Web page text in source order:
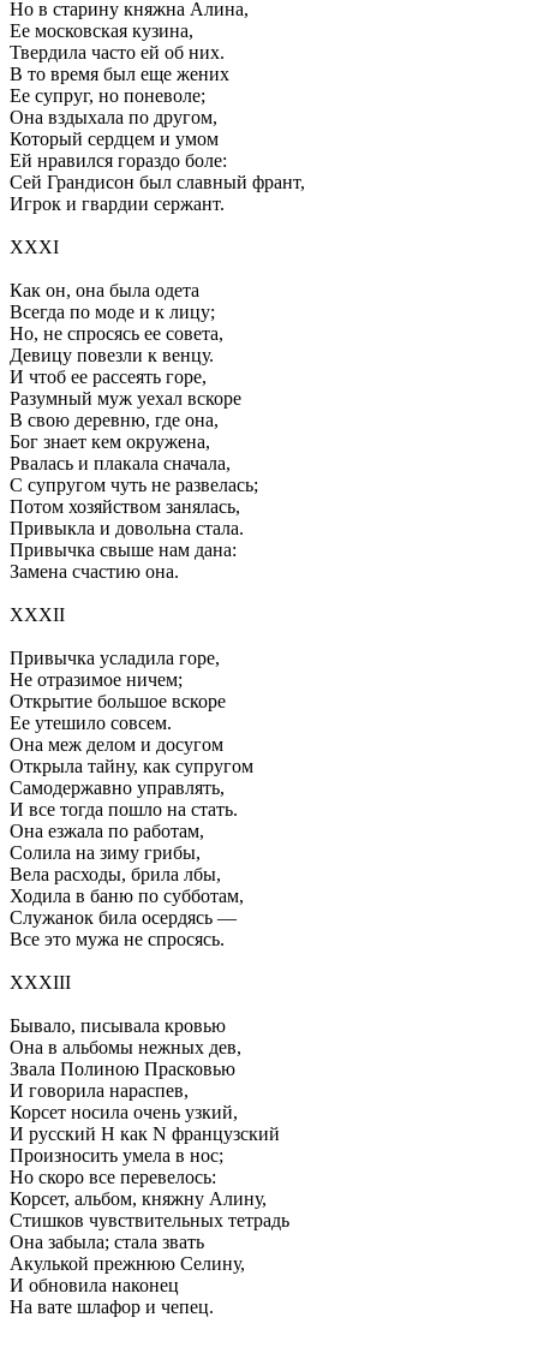
Но в старину княжна Алина,
Ее московская кузина,
Твердила часто ей об них.
В то время был еще жених
Ее супруг, но поневоле;
Она вздыхала по другом,
Который сердцем и умом
Ей нравился гораздо боле:
Сей Грандисон был славный франт,
Игрок и гвардии сержант.
XXXI
Как он, она была одета
Всегда по моде и к лицу;
Но, не спросясь ее совета,
Девицу повезли к венцу.
И чтоб ее рассеять горе,
Разумный муж уехал вскоре
В свою деревню, где она,
Бог знает кем окружена,
Рвалась и плакала сначала,
С супругом чуть не развелась;
Потом хозяйством занялась,
Привыкла и довольна стала.
Привычка свыше нам дана:
Замена счастию она.
XXXII
Привычка усладила горе,
Не отразимое ничем;
Открытие большое вскоре
Ее утешило совсем.
Она меж делом и досугом
Открыла тайну, как супругом
Самодержавно управлять,
И все тогда пошло на стать.
Она езжала по работам,
Солила на зиму грибы,
Вела расходы, брила лбы,
Ходила в баню по субботам,
Служанок била осердясь —
Все это мужа не спросясь.
XXXIII
Бывало, писывала кровью
Она в альбомы нежных дев,
Звала Полиною Прасковью
И говорила нараспев,
Корсет носила очень узкий,
И русский Н как N французский
Произносить умела в нос;
Но скоро все перевелось:
Корсет, альбом, княжну Алину,
Стишков чувствительных тетрадь
Она забыла; стала звать
Акулькой прежнюю Селину,
И обновила наконец
На вате шлафор и чепец.